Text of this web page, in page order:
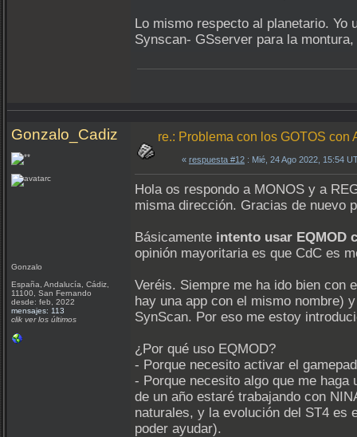
Lo mismo respecto al planetario. Yo
Synscan- GSserver para la
Gonzalo_Cadiz
Gonzalo
España, Andalucía, Cádiz,
11100, San Fernando
desde: feb, 2022
mensajes: 113
clik ver los últimos
re.: Problema con los GOTOS
« respuesta #12 : Mié, 24 Ago 2022, 15:54
Hola os respondo a MONOS y a
misma dirección. Gracias de nuevo
Básicamente intento usar EQMOD
opinión mayoritaria es que CdC es
Veréis. Siempre me ha ido bien con
hay una app con el mismo nombre)
SynScan. Por eso me estoy
¿Por qué uso EQMOD?
- Porque necesito activar el gamepad
- Porque necesito algo que me
de un año estaré trabajando con
naturales, y la evolución del ST4 es
poder ayudar).